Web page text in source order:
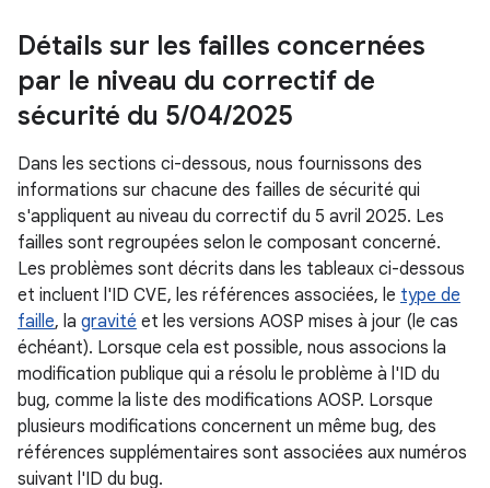
Détails sur les failles concernées
par le niveau du correctif de
sécurité du 5/04/2025
Dans les sections ci-dessous, nous fournissons des
informations sur chacune des failles de sécurité qui
s'appliquent au niveau du correctif du 5 avril 2025. Les
failles sont regroupées selon le composant concerné.
Les problèmes sont décrits dans les tableaux ci-dessous
et incluent l'ID CVE, les références associées, le type de
faille, la gravité et les versions AOSP mises à jour (le cas
échéant). Lorsque cela est possible, nous associons la
modification publique qui a résolu le problème à l'ID du
bug, comme la liste des modifications AOSP. Lorsque
plusieurs modifications concernent un même bug, des
références supplémentaires sont associées aux numéros
suivant l'ID du bug.